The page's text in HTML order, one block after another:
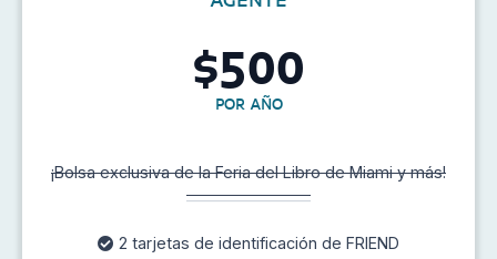
$500
POR AÑO
¡Bolsa exclusiva de la Feria del Libro de Miami y más!
2 tarjetas de identificación de FRIEND